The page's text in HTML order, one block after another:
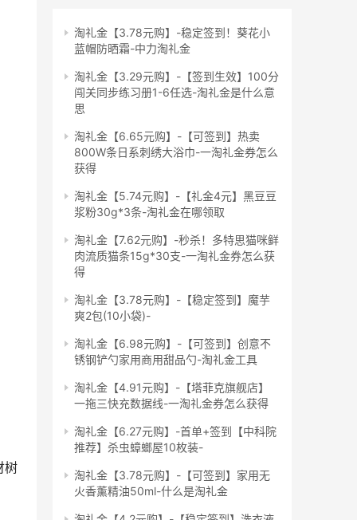
树
淘礼金【3.78元购】-稳定签到！葵花小
蓝帽防晒霜-中力淘礼金
淘礼金【3.29元购】-【签到生效】100分
闯关同步练习册1-6任选-淘礼金是什么意
思
淘礼金【6.65元购】-【可签到】热卖
800W条日系刺绣大浴巾-一淘礼金券怎么
获得
淘礼金【5.74元购】-【礼金4元】黑豆豆
浆粉30g*3条-淘礼金在哪领取
淘礼金【7.62元购】-秒杀！多特思猫咪鲜
肉流质猫条15g*30支-一淘礼金券怎么获
得
淘礼金【3.78元购】-【稳定签到】魔芋
爽2包(10小袋)-
淘礼金【6.98元购】-【可签到】创意不
锈钢铲勺家用商用甜品勺-淘礼金工具
淘礼金【4.91元购】-【塔菲克旗舰店】
一拖三快充数据线-一淘礼金券怎么获得
淘礼金【6.27元购】-首单+签到【中科院
推荐】杀虫蟑螂屋10枚装-
淘礼金【3.78元购】-【可签到】家用无
火香薰精油50ml-什么是淘礼金